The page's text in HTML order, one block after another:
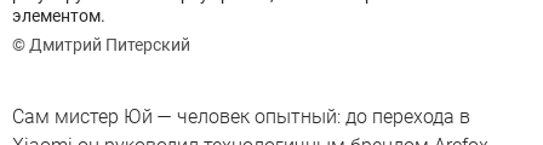
элементом.
© Дмитрий Питерский
Сам мистер Юй — человек опытный: до перехода в